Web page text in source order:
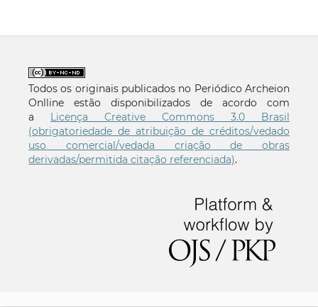
Todos os originais publicados no Periódico Archeion
Onlline estão disponibilizados de acordo com
a
Licença Creative Commons 3.0 Brasil
(obrigatoriedade de atribuição de créditos/vedado
uso comercial/vedada criação de obras
derivadas/permitida citação referenciada).